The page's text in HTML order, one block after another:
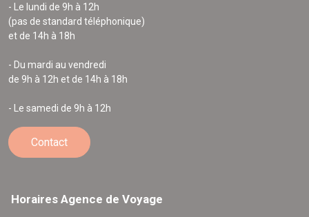
- Le lundi de 9h à 12h
(pas de standard téléphonique)
et de 14h à 18h
- Du mardi au vendredi
de 9h à 12h et de 14h à 18h
- Le samedi de 9h à 12h
Contact
Horaires Agence de Voyage